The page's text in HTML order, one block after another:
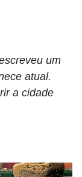
um
atual.
a cidade